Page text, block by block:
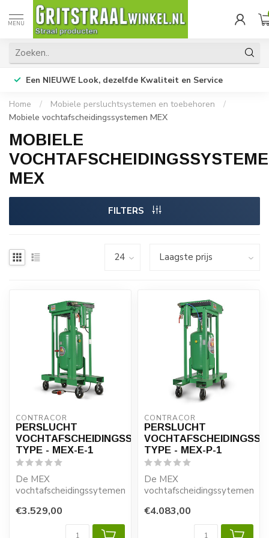
MENU
Een NIEUWE Look, dezelfde Kwaliteit en Service
Home / Mobiele persluchtsystemen en toebehoren
/
Mobiele vochtafscheidingssystemen MEX
MOBIELE
MEX
FILTERS
CONTRACOR
PERSLUCHT
VOCHTAFSCHEIDINGSSYSTEEM
TYPE - MEX-E-1
De MEX
vochtafscheidingssytemen speciaal
condensaat en ...
€3.529,00
CONTRACOR
PERSLUCHT
TYPE - MEX-P-1
De MEX
vochtafscheidingssytemen
condensaat en ...
€4.083,00